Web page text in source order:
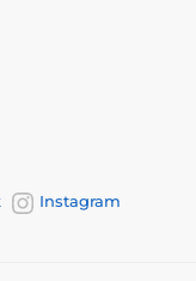
Instagram